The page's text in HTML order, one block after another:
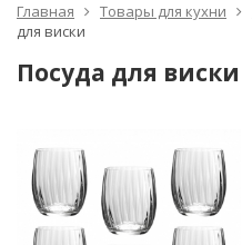
Главная Товары для кухни
для виски
Посуда для виски